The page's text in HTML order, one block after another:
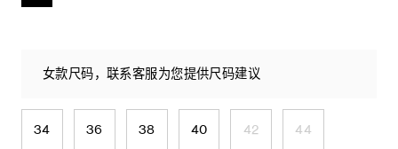
女款尺码，联系客服为您提供尺码建议
34 36 38 40 42 44